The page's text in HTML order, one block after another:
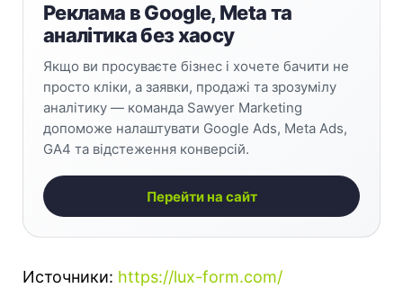
Реклама в Google, Meta та
аналітика без хаосу
Якщо ви просуваєте бізнес і хочете бачити не
просто кліки, а заявки, продажі та зрозумілу
аналітику — команда Sawyer Marketing
допоможе налаштувати Google Ads, Meta Ads,
GA4 та відстеження конверсій.
Перейти на сайт
Источники: https://lux-form.com/